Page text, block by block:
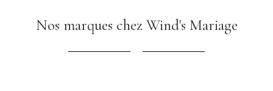
Nos marques chez Wind's Mariage